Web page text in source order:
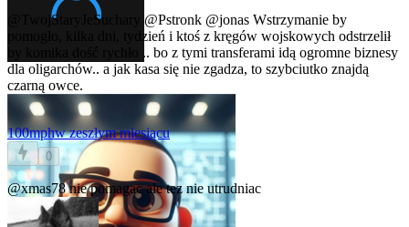
@TwojStaryJeSuchary @Pstronk @jonas Wstrzymanie by
pomogło, kilka dni, tydzień i ktoś z kręgów wojskowych odstrzelił
by komika dość rychło .. bo z tymi transferami idą ogromne biznesy
dla oligarchów.. a jak kasa się nie zgadza, to szybciutko znajdą
czarną owce.
100mphw zeszłym miesiącu
0
@xmas78nie pomagac ale tez nie utrudniac